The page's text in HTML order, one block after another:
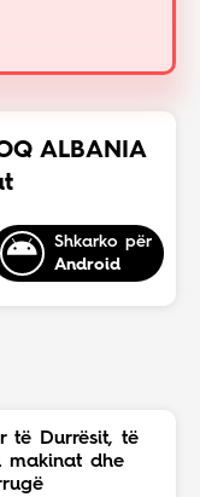
ALBANIA
Shkarko për
Android
të Durrësit, të
makinat dhe